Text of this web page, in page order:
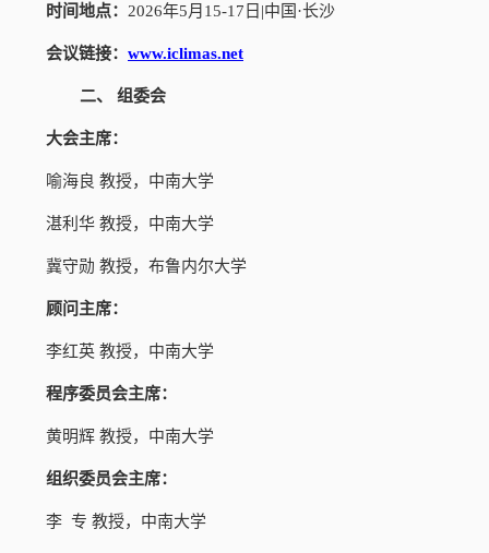
时间地点： 2026年5月15-17日|中国·长沙
会议链接： www.iclimas.net
二、 组委会
大会主席：
喻海良 教授，中南大学
湛利华 教授，中南大学
冀守勋 教授，布鲁内尔大学
顾问主席：
李红英 教授，中南大学
程序委员会主席：
黄明辉 教授，中南大学
组织委员会主席：
李 专 教授，中南大学